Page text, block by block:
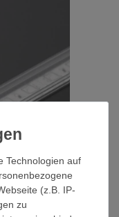
in 3
Technologien auf
(z.B. IP-
zu